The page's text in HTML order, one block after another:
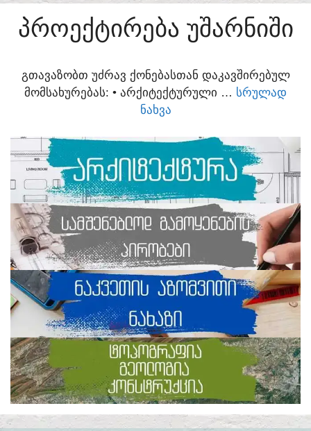
ᲞᲠᲝᲔᲥᲢᲘᲠᲔᲑᲐ ᲣᲨᲐᲠᲜᲘᲨᲘ
ᲒᲗᲐᲕᲐᲖᲝᲑᲗ ᲣᲫᲠᲐᲕ ᲥᲝᲜᲔᲑᲐᲡᲗᲐᲜ ᲓᲐᲙᲐᲕᲨᲘᲠᲔᲑᲣᲚ
ᲛᲝᲛᲡᲐᲮᲣᲠᲔᲑᲐᲡ:​ • ᲐᲠᲥᲘᲢᲔᲥᲢᲣᲠᲣᲚᲘ … ᲡᲠᲣᲚᲐᲓ
ᲜᲐᲮᲕᲐ